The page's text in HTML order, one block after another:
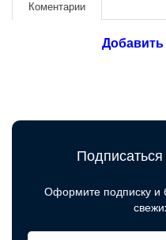
Коментарии
Оформите подписку и